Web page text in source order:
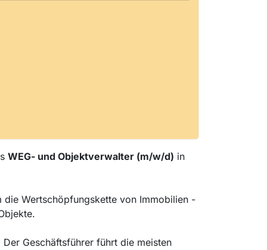
WEG- und Objektverwalter (m/w/d) in
Wertschöpfungskette von Immobilien -
Geschäftsführer führt die meisten